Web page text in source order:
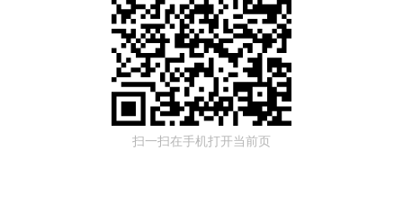
扫一扫在手机打开当前页